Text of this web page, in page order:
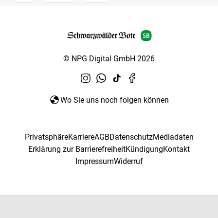
© NPG Digital GmbH 2026
Wo Sie uns noch folgen können
PrivatsphäreKarriereAGBDatenschutzMediadaten
Erklärung zur BarrierefreiheitKündigungKontakt
ImpressumWiderruf